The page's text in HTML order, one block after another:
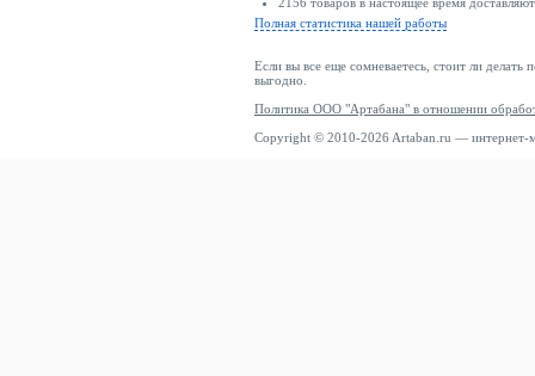
Полная статистика нашей работы
Если вы все еще сомневаетесь, стоит ли делать
выгодно.
Политика ООО "Артабана" в отношении
Copyright © 2010-2026 Artaban.ru — интернет-